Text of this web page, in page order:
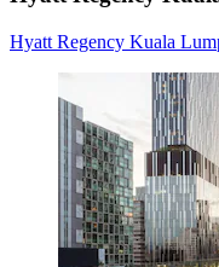
Hyatt Regency Kuala